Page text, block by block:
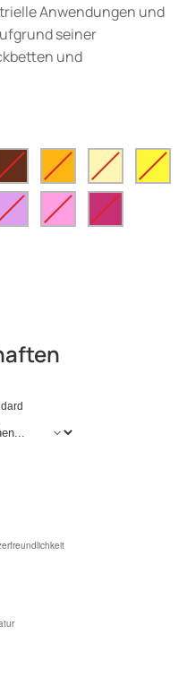
Anwendungen und
seiner
und